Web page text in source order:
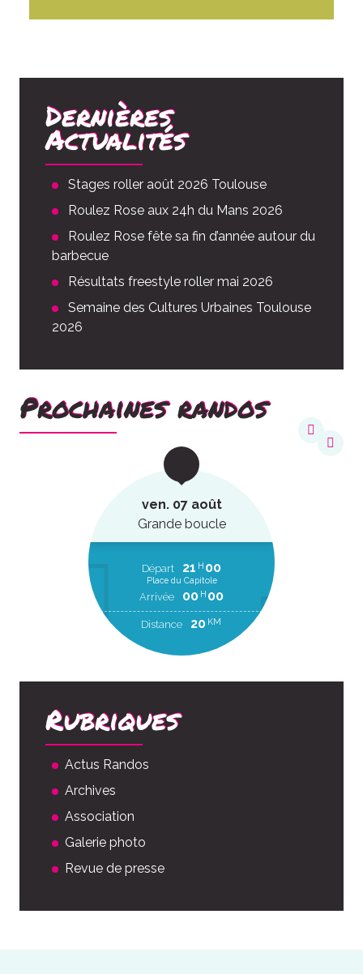
Dernières
Actualités
Stages roller août 2026 Toulouse
Roulez Rose aux 24h du Mans 2026
Roulez Rose fête sa fin d’année autour du
barbecue
Résultats freestyle roller mai 2026
Semaine des Cultures Urbaines Toulouse
2026
Prochaines randos
ven. 07 août
Grande boucle
Départ 21 H 00
Place du Capitole
Arrivée 00 H 00
Distance 20 KM
Rubriques
Actus Randos
Archives
Association
Galerie photo
Revue de presse